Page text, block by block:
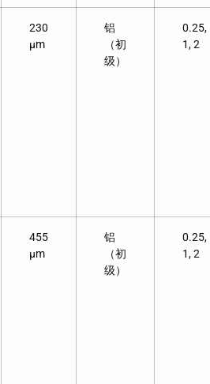
230
μm
铝
（初
级）
0.25,
1, 2
455
μm
铝
（初
级）
0.25,
1, 2